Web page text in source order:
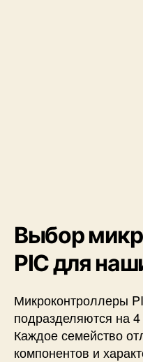
Выбор
PIC для
Микроконтроллеры
подразделяются на
Каждое семейство
компонентов и